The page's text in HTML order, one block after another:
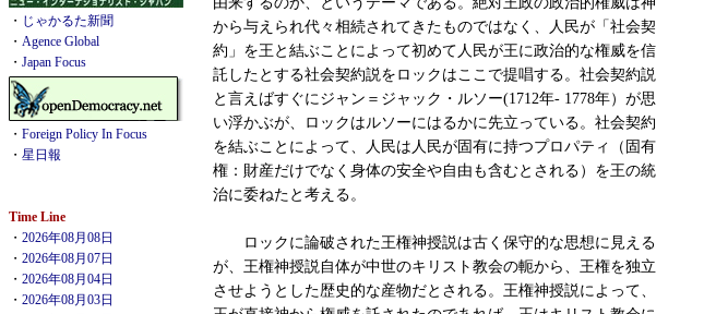
・ じゃかるた新聞
・ Agence Global
・ Japan Focus
・ Foreign Policy In Focus
・ 星日報
Time Line
・ 2026年08月08日
・ 2026年08月07日
・ 2026年08月04日
・ 2026年08月03日
から与えられ代々相続されてきたものではなく、人民が「社会契
約」を王と結ぶことによって初めて人民が王に政治的な権威を信
託したとする社会契約説をロックはここで提唱する。社会契約説
と言えばすぐにジャン＝ジャック・ルソー(1712年- 1778年）が思
い浮かぶが、ロックはルソーにはるかに先立っている。社会契約
を結ぶことによって、人民は人民が固有に持つプロパティ（固有
権：財産だけでなく身体の安全や自由も含むとされる）を王の統
治に委ねたと考える。
ロックに論破された王権神授説は古く保守的な思想に見える
が、王権神授説自体が中世のキリスト教会の軛から、王権を独立
させようとした歴史的な産物だとされる。王権神授説によって、